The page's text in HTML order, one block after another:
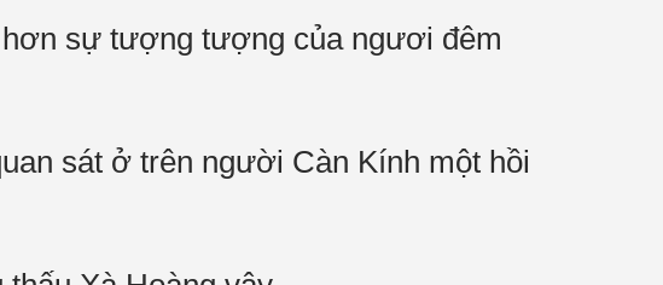
sự tượng tượng của ngươi đêm
sát ở trên người Càn Kính một hồi